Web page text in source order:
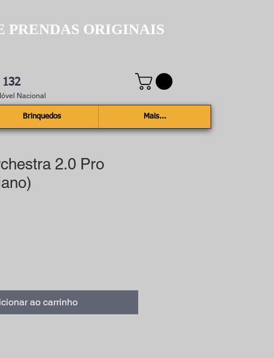
PRENDAS ORIGINAIS
Nacional
Brinquedos Mais...
2.0 Pro
ao carrinho